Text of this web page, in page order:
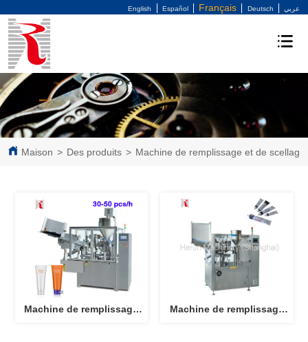
English Español Français Deutsch عربي
Maison > Des produits > Machine de remplissage et de scellage
Machine de remplissage
Machine de remplissage